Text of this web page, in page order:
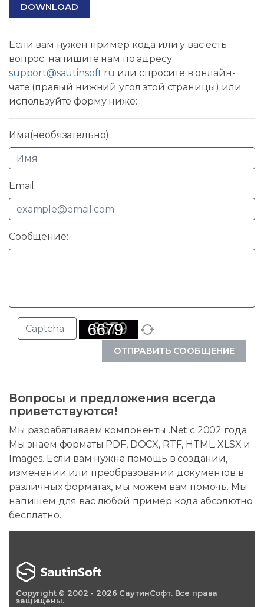
DOWNLOAD
Если вам нужен пример кода или у вас есть
вопрос: напишите нам по адресу
support@sautinsoft.ru или спросите в онлайн-
чате (правый нижний угол этой страницы) или
используйте форму ниже:
Имя(необязательно):
Email:
Сообщение:
ОТПРАВИТЬ СООБЩЕНИЕ
Вопросы и предложения всегда
приветствуются!
Мы разрабатываем компоненты .Net с 2002 года.
Мы знаем форматы PDF, DOCX, RTF, HTML, XLSX и
Images. Если вам нужна помощь в создании,
изменении или преобразовании документов в
различных форматах, мы можем вам помочь. Мы
напишем для вас любой пример кода абсолютно
бесплатно.
Copyright © 2002 - 2026 СаутинСофт. Все права
защищены.